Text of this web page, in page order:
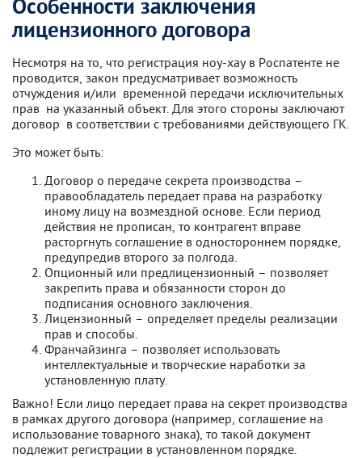
Особенности заключения
лицензионного договора
Несмотря на то, что регистрация ноу-хау в Роспатенте не
проводится, закон предусматривает возможность
отчуждения и/или временной передачи исключительных
прав на указанный объект. Для этого стороны заключают
договор в соответствии с требованиями действующего ГК.
Это может быть:
Договор о передаче секрета производства –
правообладатель передает права на разработку
иному лицу на возмездной основе. Если период
действия не прописан, то контрагент вправе
расторгнуть соглашение в одностороннем порядке,
предупредив второго за полгода.
Опционный или предлицензионный – позволяет
закрепить права и обязанности сторон до
подписания основного заключения.
Лицензионный – определяет пределы реализации
прав и способы.
Франчайзинга – позволяет использовать
интеллектуальные и творческие наработки за
установленную плату.
Важно! Если лицо передает права на секрет производства
в рамках другого договора (например, соглашение на
использование товарного знака), то такой документ
подлежит регистрации в установленном порядке.